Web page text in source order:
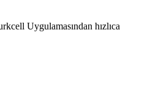
Uygulamasından hızlıca